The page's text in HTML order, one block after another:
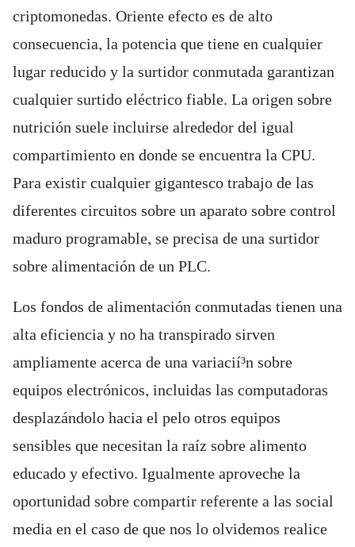
criptomonedas. Oriente efecto es de alto
consecuencia, la potencia que tiene en cualquier
lugar reducido y la surtidor conmutada garantizan
cualquier surtido eléctrico fiable. La origen sobre
nutrición suele incluirse alrededor del igual
compartimiento en donde se encuentra la CPU.
Para existir cualquier gigantesco trabajo de las
diferentes circuitos sobre un aparato sobre control
maduro programable, se precisa de una surtidor
sobre alimentación de un PLC.
Los fondos de alimentación conmutadas tienen una
alta eficiencia y no ha transpirado sirven
ampliamente acerca de una variacií³n sobre
equipos electrónicos, incluidas las computadoras
desplazándolo hacia el pelo otros equipos
sensibles que necesitan la raíz sobre alimento
educado y efectivo. Igualmente aproveche la
oportunidad sobre compartir referente a las social
media en el caso de que nos lo olvidemos realice